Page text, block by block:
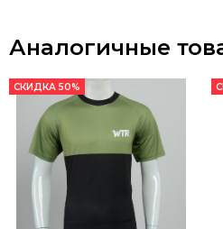
Аналогичные
СКИДКА 50%